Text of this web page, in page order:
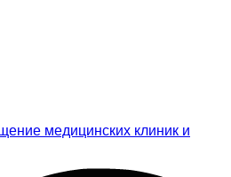
медицинских клиник и